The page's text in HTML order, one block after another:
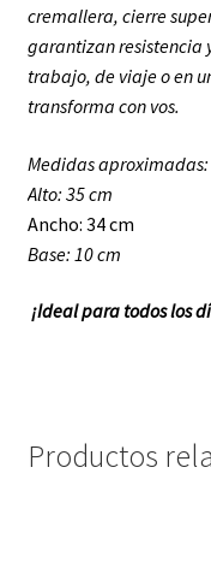
cremallera, cierre
garantizan resistencia
trabajo, de viaje o en
transforma con vos.
Medidas aproximadas:
Alto: 35 cm
Ancho: 34 cm
Base: 10 cm
¡Ideal para todos los
Productos